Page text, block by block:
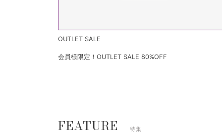
OUTLET SALE
会員様限定！OUTLET SALE 80%OFF
FEATURE 特集